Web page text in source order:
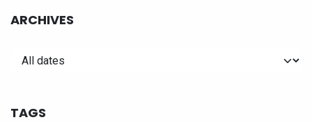
ARCHIVES
TAGS